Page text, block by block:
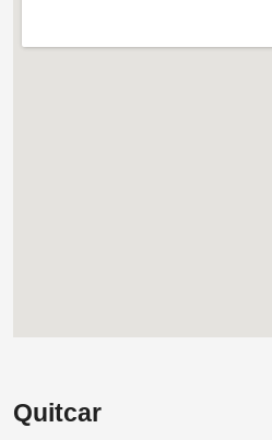
Quitcar